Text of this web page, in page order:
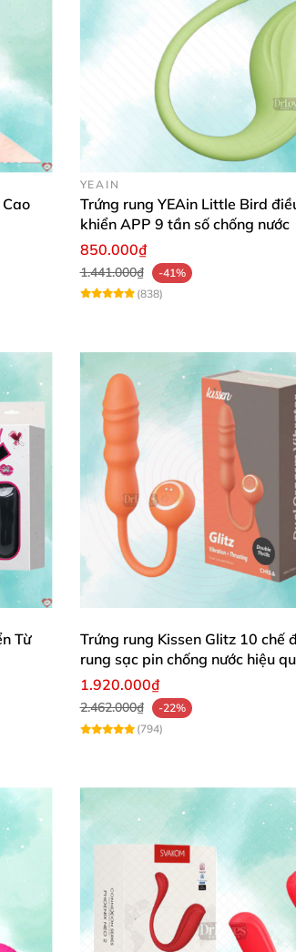
tác . Nhờ đómàcác bài tập kegel
YEAIN
Trứng rung YEAin Little Bird
khiển APP 9 tần số chống nước
850.000₫
1.441.000₫
-41%
(838)
Từ
Trứng rung Kissen Glitz 10 chế
rung sạc pin chống nước hiệu
1.920.000₫
2.462.000₫
-22%
(794)